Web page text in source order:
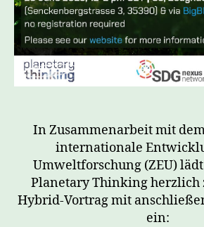
In Zusammenarbeit mit
internationale
Umweltforschung (ZEU)
Planetary Thinking herzlich
Hybrid-Vortrag mit
ein: